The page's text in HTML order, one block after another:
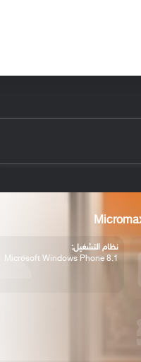
نظام التشغيل:
Microsoft Windows Phone 8.1